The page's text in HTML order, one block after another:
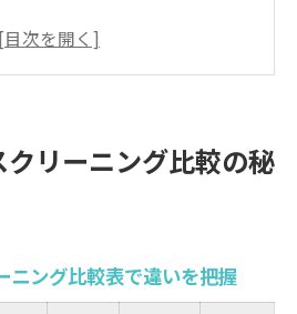
ニングの選び方と注意点を解
を活用した賢い比較方法
わかるハウスクリーニングの
リーニング比較の秘
ニング比較表で違いを把握